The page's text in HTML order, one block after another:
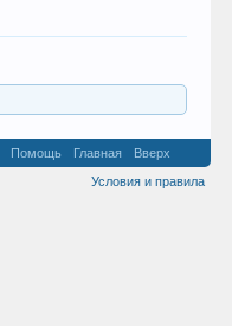
Помощь Главная
Вверх
Условия и правила